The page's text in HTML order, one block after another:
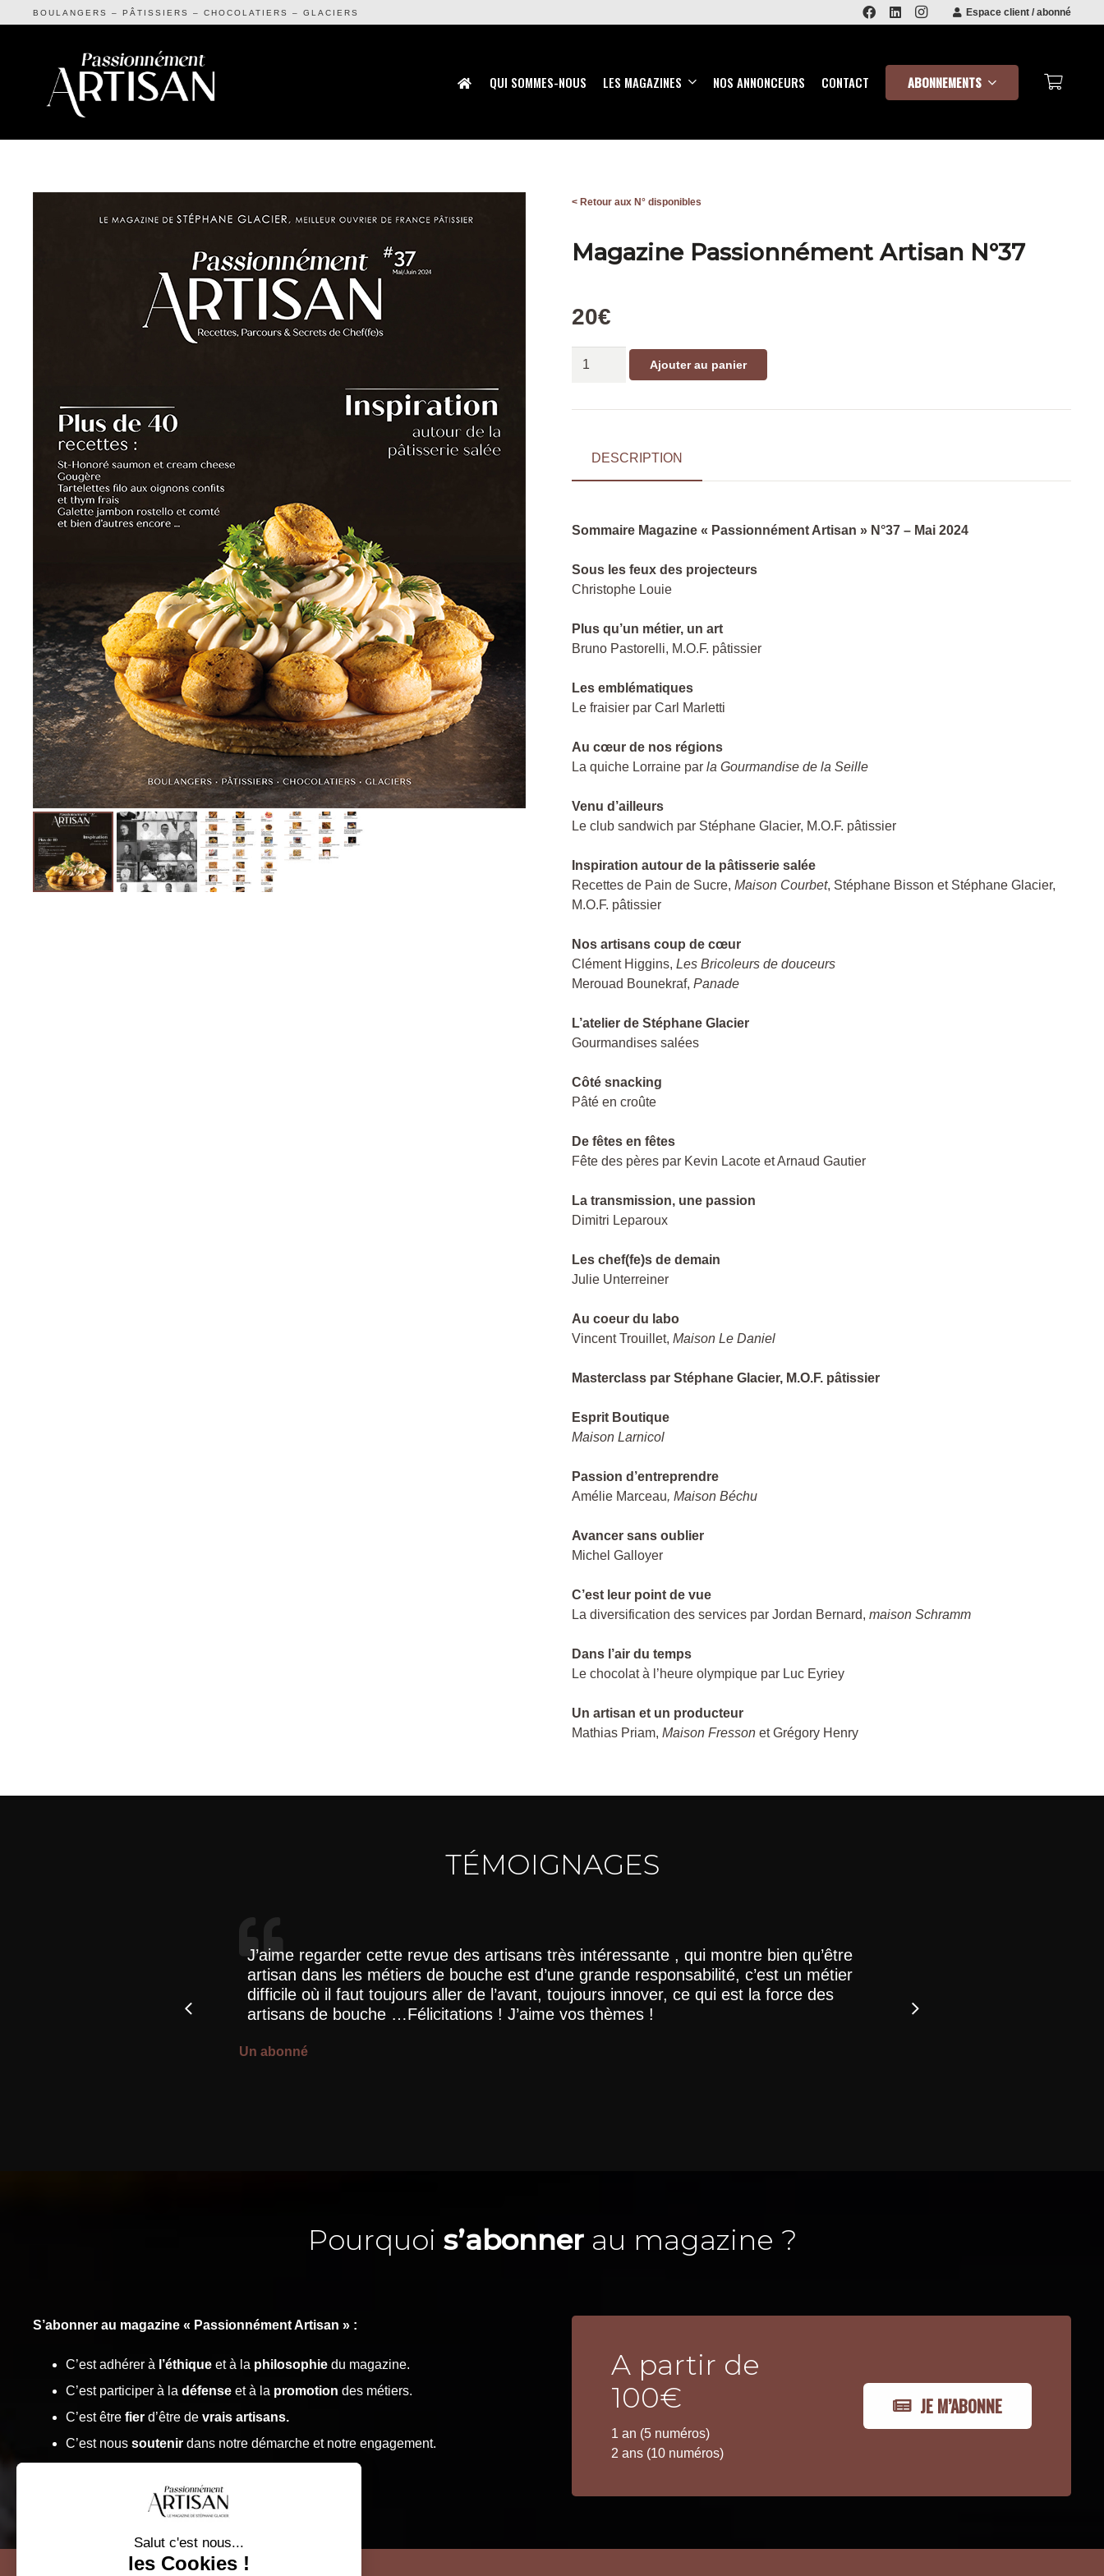
BOULANGERS – PÂTISSIERS – CHOCOLATIERS – GLACIERS Espace client / abonné
QUI SOMMES-NOUS LES MAGAZINES NOS ANNONCEURS CONTACT ABONNEMENTS
< Retour aux N° disponibles
Magazine Passionnément Artisan N°37
20€
Passionnément
N°37
Ajouter au panier
DESCRIPTION
Sommaire Magazine « Passionnément Artisan » N°37 – Mai 2024
Sous les feux des projecteurs
Christophe Louie
Plus qu’un métier, un art
Bruno Pastorelli, M.O.F. pâtissier
Les emblématiques
Le fraisier par Carl Marletti
Au cœur de nos régions
La quiche Lorraine par la Gourmandise de la Seille
Venu d’ailleurs
Le club sandwich par Stéphane Glacier, M.O.F. pâtissier
Inspiration autour de la pâtisserie salée
Recettes de Pain de Sucre, Maison Courbet, Stéphane Bisson et Stéphane Glacier,
M.O.F. pâtissier
Nos artisans coup de cœur
Clément Higgins, Les Bricoleurs de douceurs
Merouad Bounekraf, Panade
L’atelier de Stéphane Glacier
Gourmandises salées
Côté snacking
Pâté en croûte
De fêtes en fêtes
Fête des pères par Kevin Lacote et Arnaud Gautier
La transmission, une passion
Dimitri Leparoux
Les chef(fe)s de demain
Julie Unterreiner
Au coeur du labo
Vincent Trouillet, Maison Le Daniel
Masterclass par Stéphane Glacier, M.O.F. pâtissier
Esprit Boutique
Maison Larnicol
Passion d’entreprendre
Amélie Marceau, Maison Béchu
Avancer sans oublier
Michel Galloyer
C’est leur point de vue
La diversification des services par Jordan Bernard, maison Schramm
Dans l’air du temps
Le chocolat à l’heure olympique par Luc Eyriey
Un artisan et un producteur
Mathias Priam, Maison Fresson et Grégory Henry
TÉMOIGNAGES
J’aime regarder cette revue des artisans très intéressante , qui montre bien qu’être
artisan dans les métiers de bouche est d’une grande responsabilité, c’est un métier
difficile où il faut toujours aller de l’avant, toujours innover, ce qui est la force des
artisans de bouche …Félicitations ! J’aime vos thèmes !
Un abonné
Artisan à Dives-sur-mer
Pourquoi s’abonnerau magazine ?
S’abonner au magazine « Passionnément Artisan » :
C’est adhérer à l’éthique et à la philosophie du magazine.
C’est participer à la défense et à la promotion des métiers.
C’est être fier d’être de vrais artisans.
C’est nous soutenir dans notre démarche et notre engagement.
A partir de
100€
1 an (5 numéros)
2 ans (10 numéros)
JE M’ABONNE